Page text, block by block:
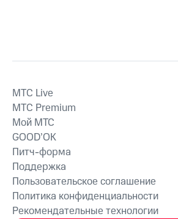
MTС Live
MTС Premium
Мой МТС
GOOD’OK
Питч-форма
Поддержка
Пользовательское соглашение
Политика конфиденциальности
Рекомендательные технологии